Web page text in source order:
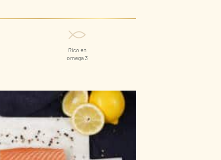
Rico en
omega 3